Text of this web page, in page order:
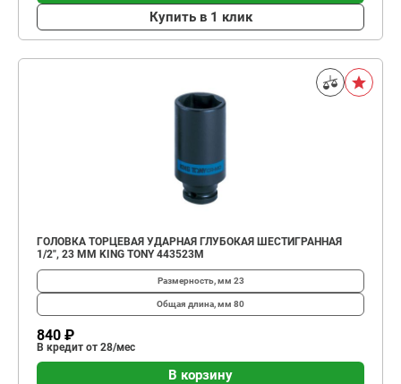
Купить в 1 клик
ГОЛОВКА ТОРЦЕВАЯ УДАРНАЯ ГЛУБОКАЯ ШЕСТИГРАННАЯ
1/2", 23 ММ KING TONY 443523M
Размерность, мм 23
Общая длина, мм 80
840 ₽
В кредит от 28/мес
В корзину